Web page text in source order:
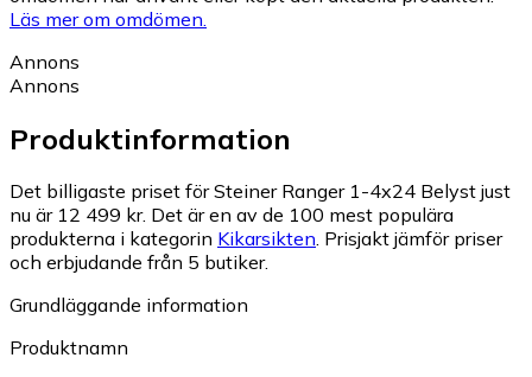
Läs mer om omdömen.
Annons
Annons
Produktinformation
Det billigaste priset för Steiner Ranger 1-4x24 Belyst just
nu är 12 499 kr. Det är en av de 100 mest populära
produkterna i kategorin Kikarsikten. Prisjakt jämför priser
och erbjudande från 5 butiker.
Grundläggande information
Produktnamn